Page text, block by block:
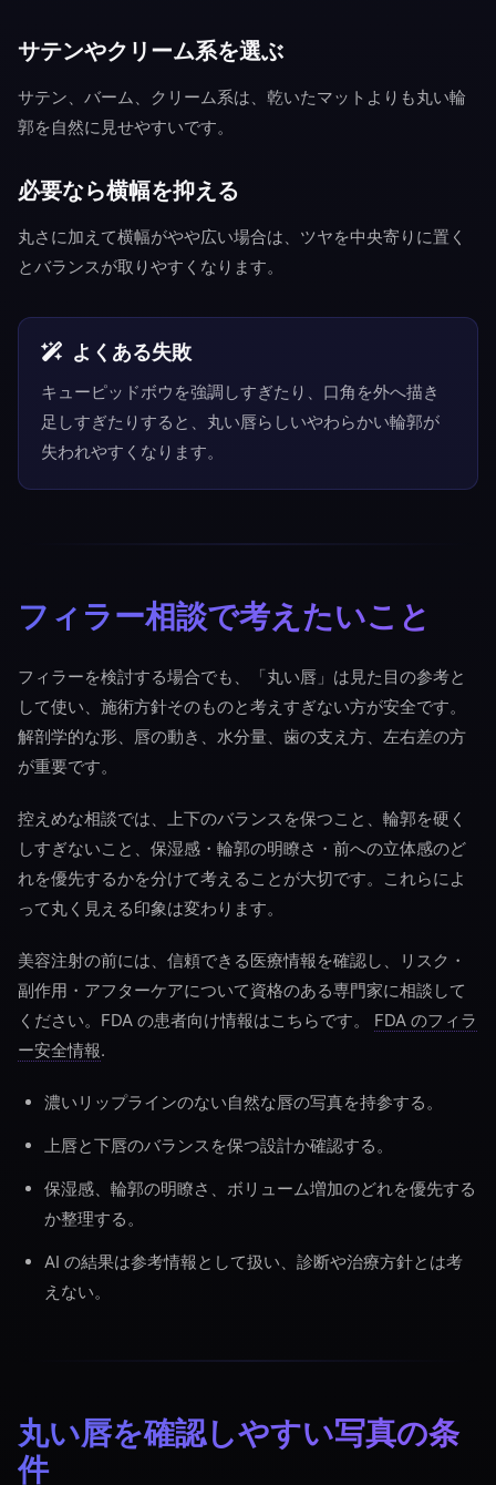
サテンやクリーム系を選ぶ
サテン、バーム、クリーム系は、乾いたマットよりも丸い輪
郭を自然に見せやすいです。
必要なら横幅を抑える
丸さに加えて横幅がやや広い場合は、ツヤを中央寄りに置く
とバランスが取りやすくなります。
よくある失敗
キューピッドボウを強調しすぎたり、口角を外へ描き
足しすぎたりすると、丸い唇らしいやわらかい輪郭が
失われやすくなります。
フィラー相談で考えたいこと
フィラーを検討する場合でも、「丸い唇」は見た目の参考と
して使い、施術方針そのものと考えすぎない方が安全です。
解剖学的な形、唇の動き、水分量、歯の支え方、左右差の方
が重要です。
控えめな相談では、上下のバランスを保つこと、輪郭を硬く
しすぎないこと、保湿感・輪郭の明瞭さ・前への立体感のど
れを優先するかを分けて考えることが大切です。これらによ
って丸く見える印象は変わります。
美容注射の前には、信頼できる医療情報を確認し、リスク・
副作用・アフターケアについて資格のある専門家に相談して
ください。FDA の患者向け情報はこちらです。 FDA のフィラ
ー安全情報.
濃いリップラインのない自然な唇の写真を持参する。
上唇と下唇のバランスを保つ設計か確認する。
保湿感、輪郭の明瞭さ、ボリューム増加のどれを優先する
か整理する。
AI の結果は参考情報として扱い、診断や治療方針とは考
えない。
丸い唇を確認しやすい写真の条
件